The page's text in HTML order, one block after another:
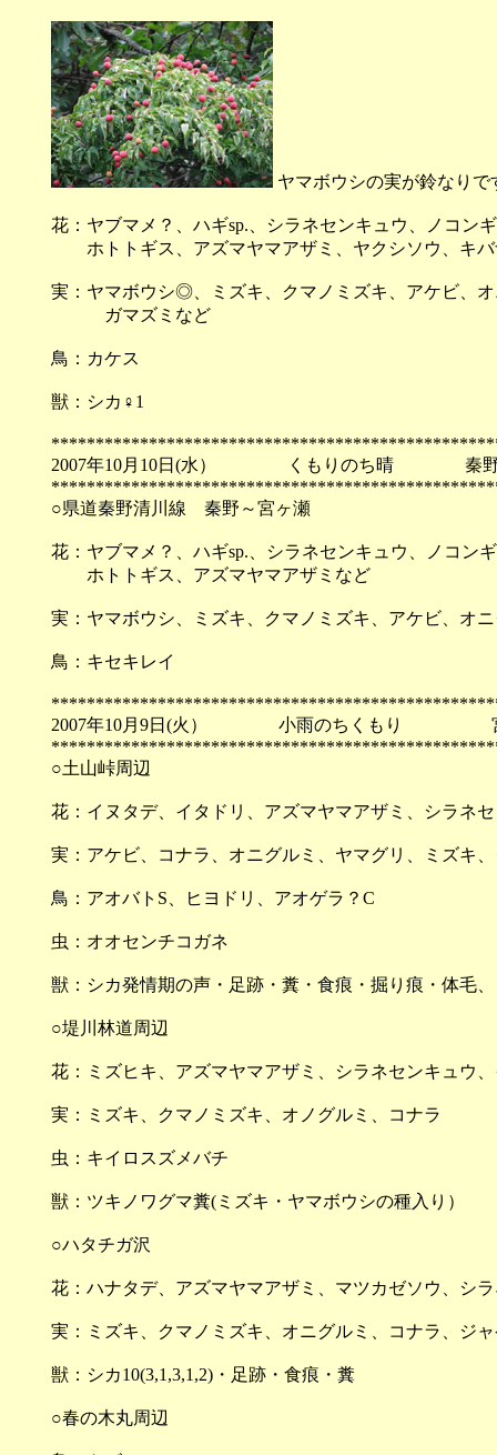
ヤマボウシの実が鈴なりで
花：ヤブマメ？、ハギsp.、シラネセンキュウ、ノコ
ホトトギス、アズマヤマアザミ、ヤクシソウ、
実：ヤマボウシ◎、ミズキ、クマノミズキ、アケビ、
ガマズミなど
鳥：カケス
獣：シカ♀1
2007年10月10日(水） くもりのち晴 秦野
○県道秦野清川線 秦野～宮ヶ瀬
花：ヤブマメ？、ハギsp.、シラネセンキュウ、ノコン
ホトトギス、アズマヤマアザミなど
実：ヤマボウシ、ミズキ、クマノミズキ、アケビ、オ
鳥：キセキレイ
2007年10月9日(火） 小雨のちくもり
○土山峠周辺
花：イヌタデ、イタドリ、アズマヤマアザミ、シラネ
実：アケビ、コナラ、オニグルミ、ヤマグリ、ミズキ
鳥：アオバトS、ヒヨドリ、アオゲラ？C
虫：オオセンチコガネ
獣：シカ発情期の声・足跡・糞・食痕・掘り痕・体毛
○堤川林道周辺
花：ミズヒキ、アズマヤマアザミ、シラネセンキュウ
実：ミズキ、クマノミズキ、オノグルミ、コナラ
虫：キイロスズメバチ
獣：ツキノワグマ糞(ミズキ・ヤマボウシの種入り）
○ハタチガ沢
花：ハナタデ、アズマヤマアザミ、マツカゼソウ、シ
実：ミズキ、クマノミズキ、オニグルミ、コナラ、ジ
獣：シカ10(3,1,3,1,2)・足跡・食痕・糞
○春の木丸周辺